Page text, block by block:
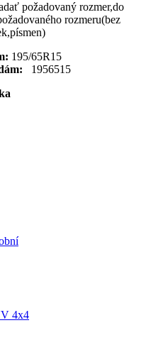
požadovaný rozmer,do
rozmeru(bez
195/65R15
1956515
4x4